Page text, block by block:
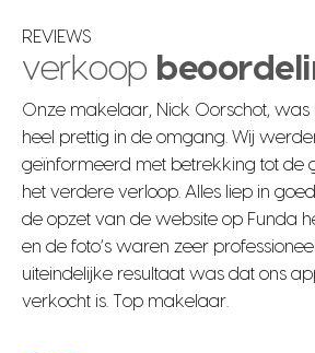
REVIEWS
verkoop
Onze makelaar, Nick Oorschot, was
heel prettig in de omgang. Wij
geïnformeerd met betrekking tot de
het verdere verloop. Alles liep in
de opzet van de website op Funda
en de foto’s waren zeer
uiteindelijke resultaat was dat ons
verkocht is. Top makelaar.